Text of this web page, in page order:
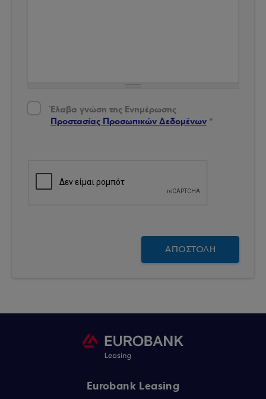
Έλαβα γνώση της Ενημέρωσης Προστασίας Δεδομένων
Έλαβα γνώση της Ενημέρωσης
Προστασίας Προσωπικών Δεδομένων *
Eurobank Leasing